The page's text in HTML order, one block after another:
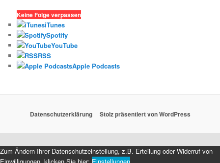
Keine Folge verpassen
iTunes
Spotify
YouTube
RSS
Apple Podcasts
Datenschutzerklärung Stolz präsentiert von WordPress
Zum Ändern Ihrer Datenschutzeinstellung, z.B. Erteilung oder Widerruf von